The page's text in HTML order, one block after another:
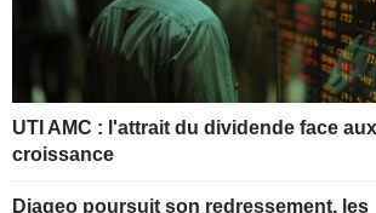
UTI AMC : l'attrait du dividende face
croissance
Diageo poursuit son redressement, les